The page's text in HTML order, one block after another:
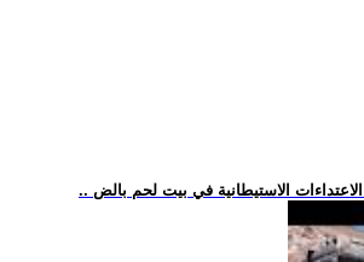
الاستيطانية في بيت لحم بالض